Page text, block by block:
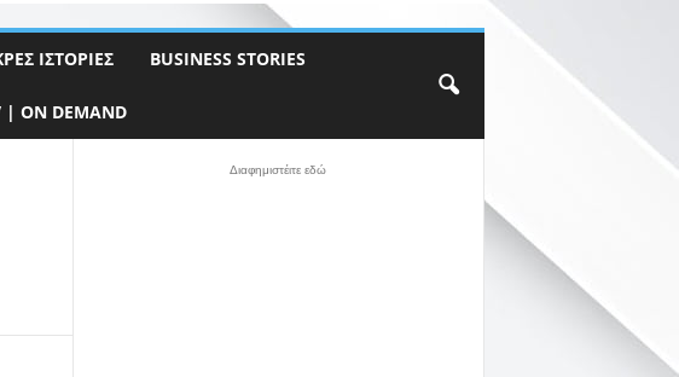
ΙΣΤΟΡΊΕΣ BUSINESS STORIES
| ON DEMAND
Διαφημιστέιτε εδώ